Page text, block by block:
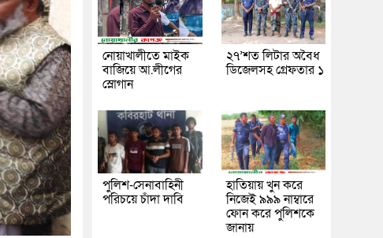
নোয়াখালীতে মাইক
বাজিয়ে আ.লীগের
স্লোগান
২৭’শত লিটার অবৈধ
ডিজেলসহ গ্রেফতার ১
পুলিশ-সেনাবাহিনী
পরিচয়ে চাঁদা দাবি
হাতিয়ায় খুন করে
নিজেই ৯৯৯ নাম্বারে
ফোন করে পুলিশকে
জানায়